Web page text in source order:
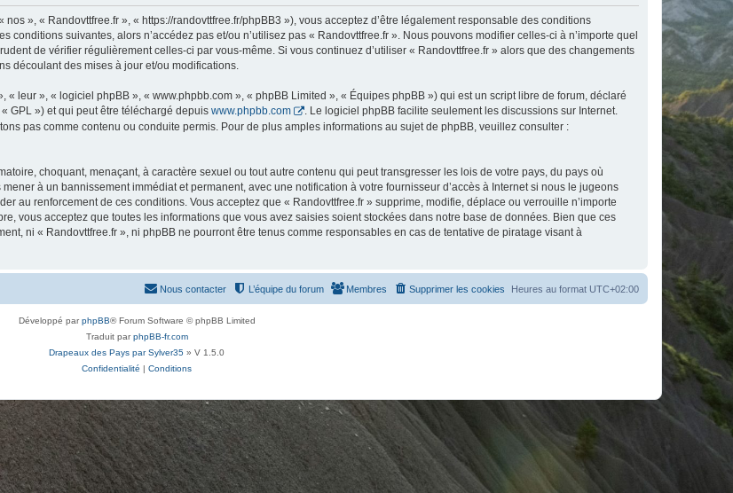
», « Randovttfree.fr », « https://randovttfree.fr/phpBB3 »), vous acceptez d’être légalement responsable des conditions
conditions suivantes, alors n’accédez pas et/ou n’utilisez pas « Randovttfree.fr ». Nous pouvons modifier celles-ci à n’importe quel
de vérifier régulièrement celles-ci par vous-même. Si vous continuez d’utiliser « Randovttfree.fr » alors que des changements
découlant des mises à jour et/ou modifications.
leur », « logiciel phpBB », « www.phpbb.com », « phpBB Limited », « Équipes phpBB ») qui est un script libre de forum, déclaré
GPL ») et qui peut être téléchargé depuis www.phpbb.com
. Le logiciel phpBB facilite seulement les discussions sur Internet.
pas comme contenu ou conduite permis. Pour de plus amples informations au sujet de phpBB, veuillez consulter :
choquant, menaçant, à caractère sexuel ou tout autre contenu qui peut transgresser les lois de votre pays, du pays où
à un bannissement immédiat et permanent, avec une notification à votre fournisseur d’accès à Internet si nous le jugeons
au renforcement de ces conditions. Vous acceptez que « Randovttfree.fr » supprime, modifie, déplace ou verrouille n’importe
vous acceptez que toutes les informations que vous avez saisies soient stockées dans notre base de données. Bien que ces
ni « Randovttfree.fr », ni phpBB ne pourront être tenus comme responsables en cas de tentative de piratage visant à
Heures au format UTC+02:00
Supprimer les cookies
Membres
L’équipe du forum
Nous contacter
Développé parphpBB® Forum Software © phpBB Limited
Traduit parphpBB-fr.com
Drapeaux des Pays par Sylver35 » V 1.5.0
Confidentialité | Conditions